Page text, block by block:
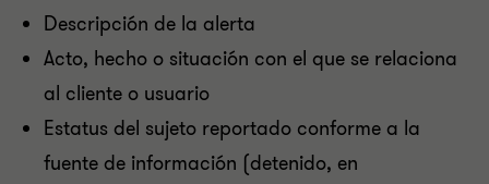
Descripción de la alerta
Acto, hecho o situación con el que se relaciona
al cliente o usuario
Estatus del sujeto reportado conforme a la
fuente de información (detenido, en